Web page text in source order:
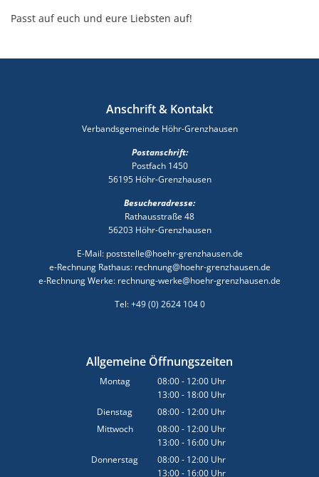
Passt auf euch und eure Liebsten auf!
Anschrift & Kontakt
Verbandsgemeinde Höhr-Grenzhausen
Postanschrift:
Postfach 1450
56195 Höhr-Grenzhausen
Besucheradresse:
Rathausstraße 48
56203 Höhr-Grenzhausen
E-Mail: poststelle@hoehr-grenzhausen.de
e-Rechnung Rathaus: rechnung@hoehr-grenzhausen.de
e-Rechnung Werke: rechnung-werke@hoehr-grenzhausen.de
Tel: +49 (0) 2624 104 0
Allgemeine Öffnungszeiten
Montag 08:00- 12:00 Uhr
Von 08:00 bis 12:00 Uhr
13:00- 18:00 Uhr
Von 13:00 bis 18:00 Uhr
Dienstag 08:00- 12:00 Uhr
Von 08:00 bis 12:00 Uhr
Mittwoch 08:00- 12:00 Uhr
Von 08:00 bis 12:00 Uhr
13:00- 16:00 Uhr
Von 13:00 bis 16:00 Uhr
Donnerstag 08:00- 12:00 Uhr
Von 08:00 bis 12:00 Uhr
13:00- 16:00 Uhr